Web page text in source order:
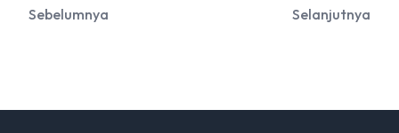
Sebelumnya Selanjutnya